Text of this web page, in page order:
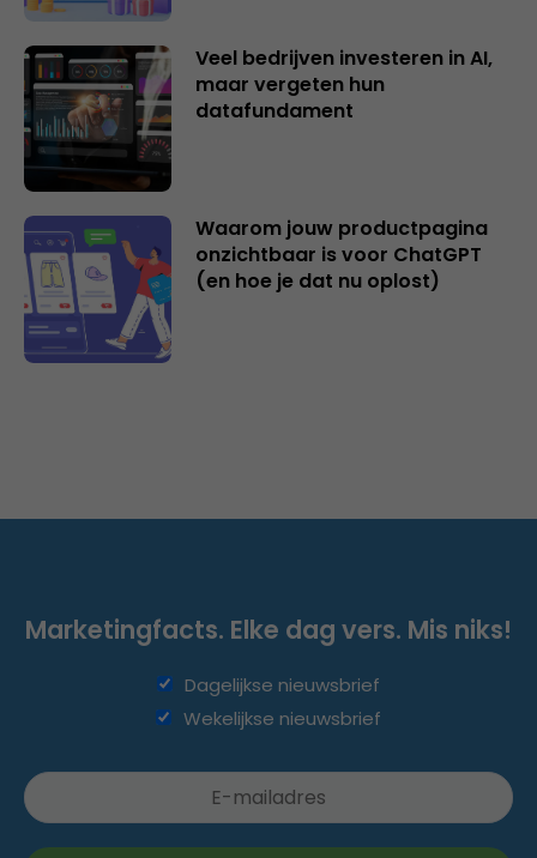
Veel bedrijven investeren in AI,
maar vergeten hun
datafundament
Waarom jouw productpagina
onzichtbaar is voor ChatGPT
(en hoe je dat nu oplost)
Marketingfacts. Elke dag vers. Mis niks!
Dagelijkse nieuwsbrief
Wekelijkse nieuwsbrief